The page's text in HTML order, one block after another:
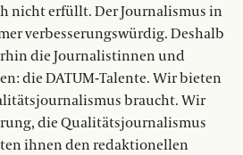
nicht erfüllt. Der Journalismus in
verbesserungswürdig. Deshalb
die Journalistinnen und
die DATUM-Talente. Wir bieten
braucht. Wir
die Qualitätsjournalismus
ihnen den redaktionellen